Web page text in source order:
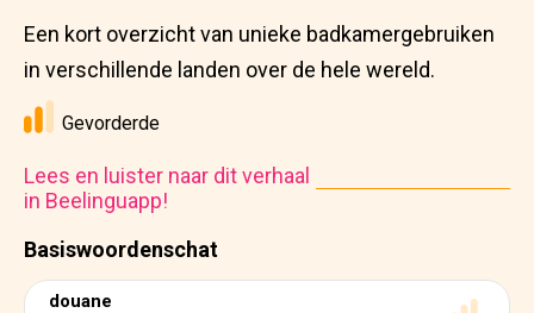
Basiswoordenschat
douane
Een kort overzicht van unieke badkamergebruiken
in verschillende landen over de hele wereld.
Gevorderde
Lees en luister naar dit verhaal
in Beelinguapp!